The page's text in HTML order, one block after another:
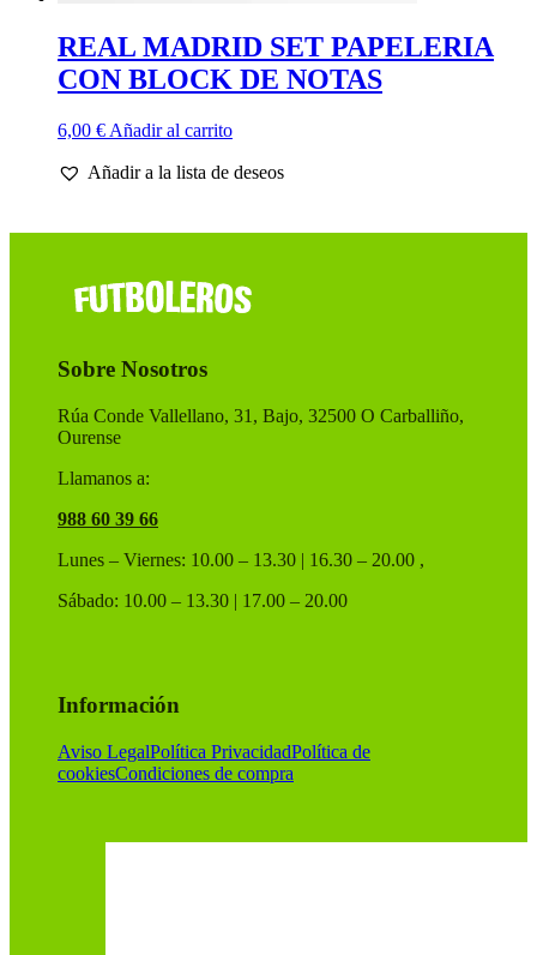
REAL MADRID SET PAPELERIA
CON BLOCK DE NOTAS
6,00 € Añadir al carrito
Añadir a la lista de deseos
Sobre Nosotros
Rúa Conde Vallellano, 31, Bajo, 32500 O Carballiño,
Ourense
Llamanos a:
988 60 39 66
Lunes – Viernes: 10.00 – 13.30 | 16.30 – 20.00 ,
Sábado: 10.00 – 13.30 | 17.00 – 20.00
Información
Aviso LegalPolítica PrivacidadPolítica de
cookiesCondiciones de compra